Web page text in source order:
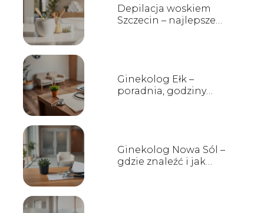
Depilacja woskiem
Szczecin – najlepsze
Ginekolog Ełk –
poradnia, godziny
Ginekolog Nowa Sól –
gdzie znaleźć i jak